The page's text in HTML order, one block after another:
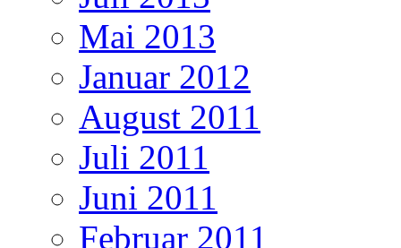
Mai 2013
Januar 2012
August 2011
Juli 2011
Juni 2011
Februar 2011